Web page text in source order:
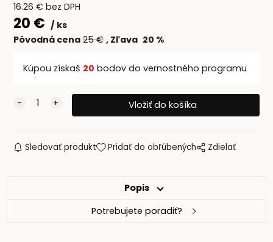
16.26 € bez DPH
20 €
ks
Pôvodná cena 25€ Zľava 20 %
Kúpou získaš 20 bodov do vernostného programu
Sledovať produkt Pridať do obľúbených Zdielať
Popis
Potrebujete poradiť?